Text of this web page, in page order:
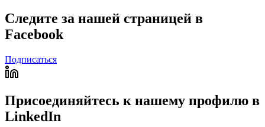
Следите за нашей страницей в
Facebook
Подписаться
Присоединяйтесь к нашему профилю в
LinkedIn